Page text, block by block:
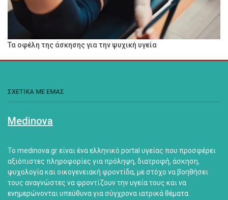
Τα οφέλη της άσκησης για την ψυχική υγεία
ΣΧΕΤΙΚΑ ΜΕ ΕΜΑΣ
Medinova
Το medinova.gr είναι ένα ελληνικό portal υγείας που προσφέρει
αξιόπιστες πληροφορίες για πρόληψη, διατροφή, άσκηση,
ψυχολογία και οικογενειακή φροντίδα, με στόχο να βοηθήσει
τους αναγνώστες να φροντίζουν την υγεία τους και να
ενημερώνονται υπεύθυνα για σύγχρονα ιατρικά θέματα.